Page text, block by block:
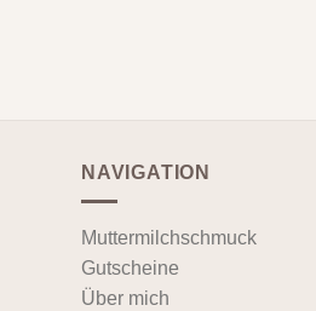
NAVIGATION
Muttermilchschmuck
Gutscheine
Über mich